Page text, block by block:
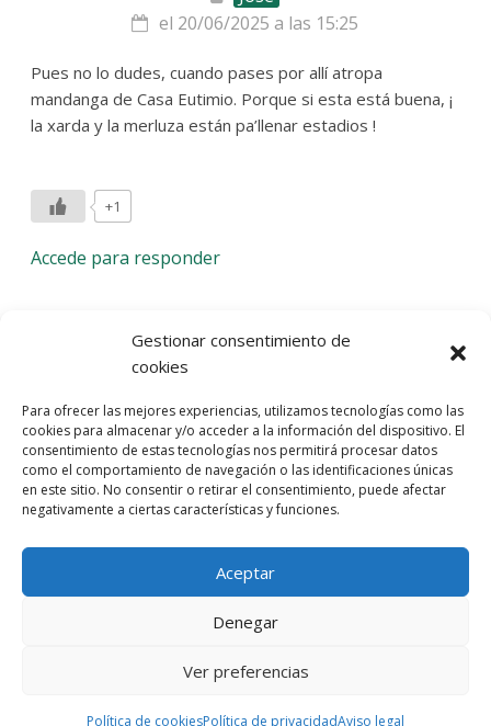
Gestionar consentimiento de
cookies
Para ofrecer las mejores experiencias, utilizamos tecnologías como las
cookies para almacenar y/o acceder a la información del dispositivo. El
consentimiento de estas tecnologías nos permitirá procesar datos
como el comportamiento de navegación o las identificaciones únicas
en este sitio. No consentir o retirar el consentimiento, puede afectar
negativamente a ciertas características y funciones.
Aceptar
Denegar
Ver preferencias
Política de cookiesPolítica de privacidadAviso legal
el 20/06/2025 a las 15:25
Pues no lo dudes, cuando pases por allí atropa
mandanga de Casa Eutimio. Porque si esta está buena, ¡
la xarda y la merluza están pa’llenar estadios !
+1
Accede para responder
Deja una respuesta
comentario.
Entra con tu red social
He leído y acepto laPolítica de Privacidad
cookies-Marquistas Estudio Creativo